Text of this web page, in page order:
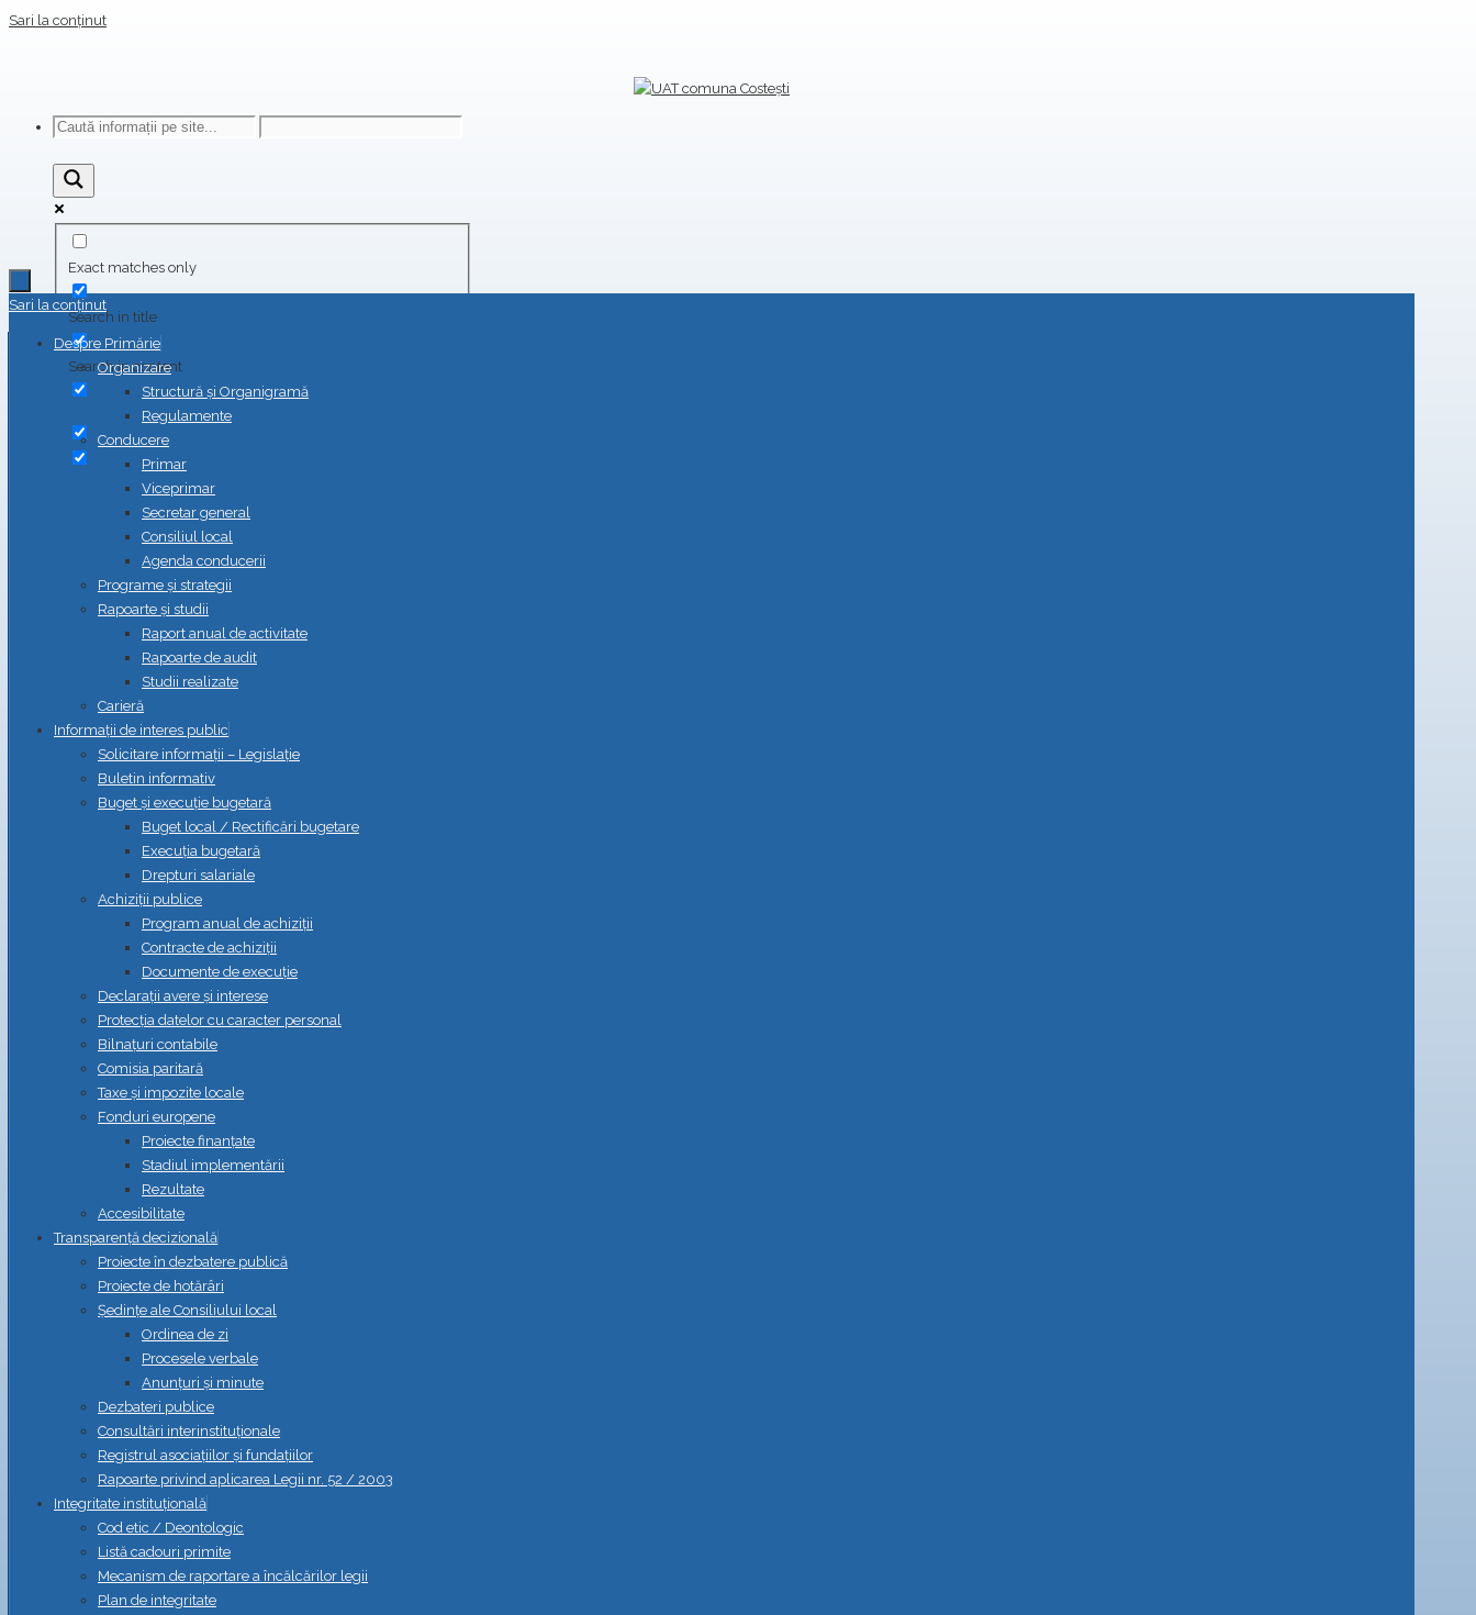
Sari la conținut
Exact matches only
Search in title
Search in content
Sari la conținut
Despre Primărie
Organizare
Structură și Organigramă
Regulamente
Conducere
Primar
Viceprimar
Secretar general
Consiliul local
Agenda conducerii
Programe și strategii
Rapoarte și studii
Raport anual de activitate
Rapoarte de audit
Studii realizate
Carieră
Informații de interes public
Solicitare informații – Legislație
Buletin informativ
Buget și execuție bugetară
Buget local / Rectificări bugetare
Execuția bugetară
Drepturi salariale
Achiziții publice
Program anual de achiziții
Contracte de achiziții
Documente de execuție
Declarații avere și interese
Protecția datelor cu caracter personal
Bilnațuri contabile
Comisia paritară
Taxe și impozite locale
Fonduri europene
Proiecte finanțate
Stadiul implementării
Rezultate
Accesibilitate
Transparență decizională
Proiecte în dezbatere publică
Proiecte de hotărâri
Ședințe ale Consiliului local
Ordinea de zi
Procesele verbale
Anunțuri și minute
Dezbateri publice
Consultări interinstituționale
Registrul asociațiilor și fundațiilor
Rapoarte privind aplicarea Legii nr. 52 / 2003
Integritate instituțională
Cod etic / Deontologic
Listă cadouri primite
Mecanism de raportare a încălcărilor legii
Plan de integritate